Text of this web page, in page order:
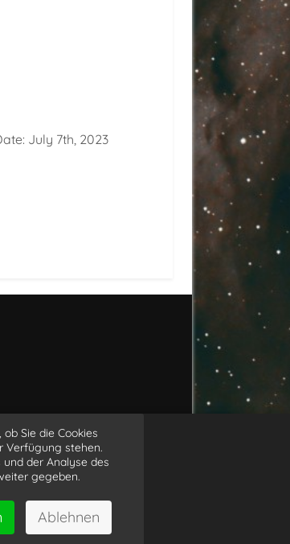
July 7th, 2023
Sie die Cookies
Verfügung stehen.
der Analyse des
gegeben.
Ablehnen